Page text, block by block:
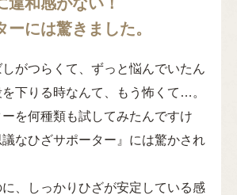
ーには驚きました。
がつらくて、ずっと悩んでいたん
下りる時なんて、もう怖くて…。
を何種類も試してみたんですけ
なひざサポーター』には驚かされ
、しっかりひざが安定している感